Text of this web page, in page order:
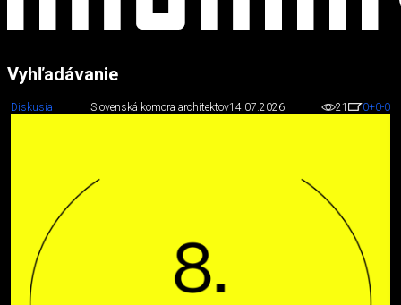
Vyhľadávanie
Diskusia Slovenská komora architektov14.07.2026 21 0+0-0